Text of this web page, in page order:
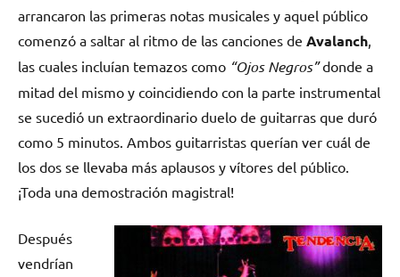
arrancaron las primeras notas musicales y aquel público
comenzó a saltar al ritmo de las canciones de Avalanch
las cuales incluían temazos como “Ojos Negros”donde a
mitad del mismo y coincidiendo con la parte instrumental
se sucedió un extraordinario duelo de guitarras que duró
como 5 minutos. Ambos guitarristas querían ver cuál de
los dos se llevaba más aplausos y vítores del público.
¡Toda una demostración magistral!
Después
vendrían